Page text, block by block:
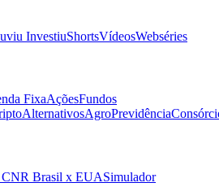
InvestiuShortsVídeosWebséries
FixaAçõesFundos
AlternativosAgroPrevidência
CNR Brasil x EUASimulador